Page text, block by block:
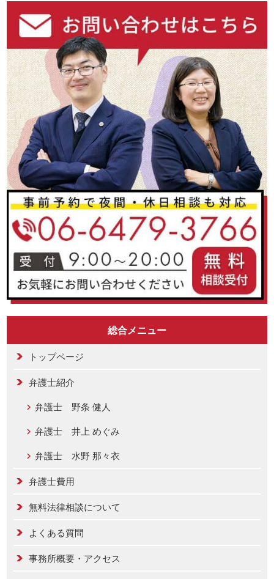
総合メニュー
トップページ
弁護士紹介
弁護士 野条 健人
弁護士 井上 めぐみ
弁護士 水野 那々衣
弁護士費用
無料法律相談について
よくある質問
事務所概要・アクセス